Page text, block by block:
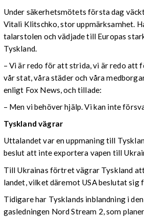
Under säkerhetsmötets första dag
Vitali Klitschko, stor uppmärksamhet.
talarstolen och vädjade till Europas
Tyskland.
– Vi är redo för att strida, vi är redo att
vår stat, våra städer och våra
enligt Fox News, och tillade:
– Men vi behöver hjälp. Vi kan inte
Tyskland vägrar
Uttalandet var en uppmaning till
beslut att inte exportera vapen till
Till Ukrainas förtret vägrar Tyskland
landet, vilket däremot USA beslutat sig
Tidigare har Tysklands inblandning i
gasledningen Nord Stream 2, som